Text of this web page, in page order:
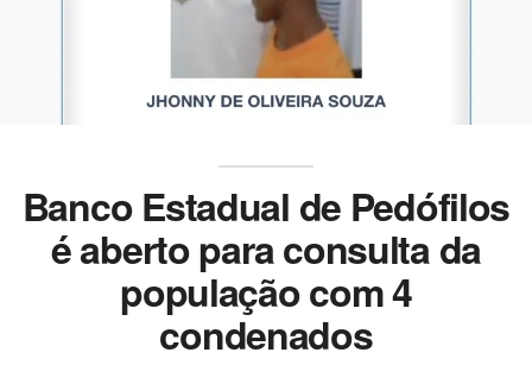
Banco Estadual de Pedófilos
é aberto para consulta da
população com 4
condenados